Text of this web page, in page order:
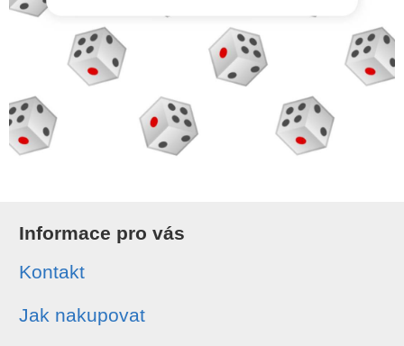
Informace pro vás
Kontakt
Jak nakupovat